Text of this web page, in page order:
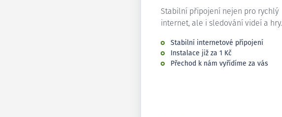
Stabilní připojení nejen pro rychlý
internet, ale i sledování videí a hry.
Stabilní internetové připojení
Instalace již za 1 Kč
Přechod k nám vyřídíme za vás